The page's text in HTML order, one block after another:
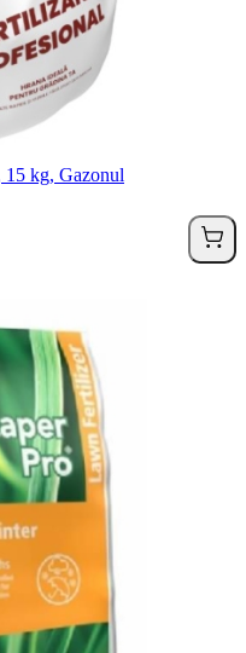
15 kg, Gazonul